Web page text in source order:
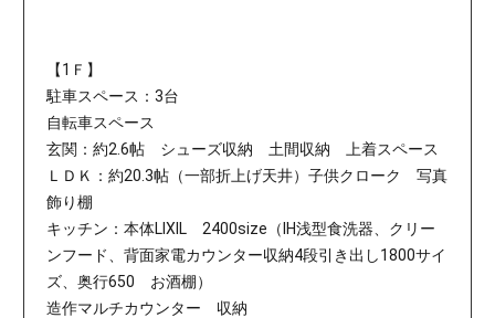
【1Ｆ】
駐車スペース：3台
自転車スペース
玄関：約2.6帖 シューズ収納 土間収納 上着スペース
ＬＤＫ：約20.3帖（一部折上げ天井）子供クローク 写真
飾り棚
キッチン：本体LIXIL 2400size（IH浅型食洗器、クリー
ンフード、背面家電カウンター収納4段引き出し1800サイ
ズ、奥行650 お酒棚）
造作マルチカウンター 収納